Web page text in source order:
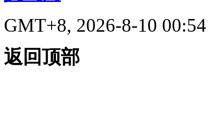
GMT+8, 2026-8-10 00:54
返回顶部